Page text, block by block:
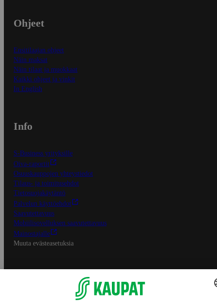
Ohjeet
Ensitilaajan ohjeet
Näin maksat
Näin tilaat ja muokkaat
Kaikki ohjeet ja vinkit
In English
Info
S-Business yrityksille
Oiva-raportit
Osuuskauppojen yhteystiedot
Tilaus- ja toimitusehdot
Tietosuojakäytäntö
Palvelun käyttöehdot
Saavutettavuus
Mobiilisovelluksen saavutettavuus
Mainostajalle
Muuta evästeasetuksia
S-ryhmän palvelut